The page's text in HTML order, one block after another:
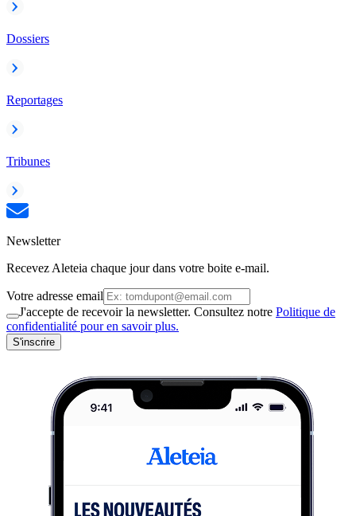
Dossiers
Reportages
Tribunes
Newsletter
Recevez Aleteia chaque jour dans votre boite e-mail.
Votre adresse email
J'accepte de recevoir la newsletter. Consultez notre Politique de
confidentialité pour en savoir plus.
S'inscrire